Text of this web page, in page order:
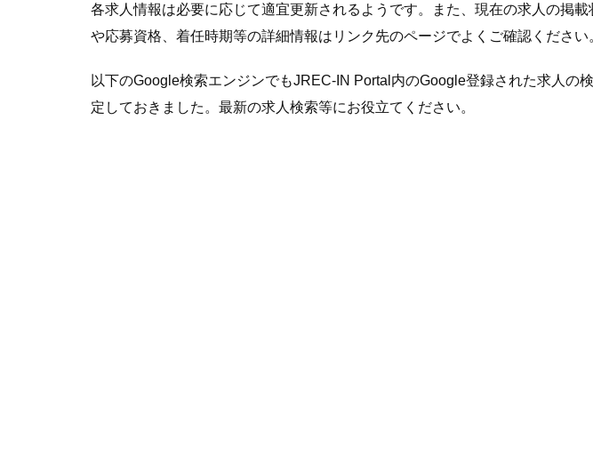
各求人情報は必要に応じて適宜更新されるようです。また、現在の求人の掲載
や応募資格、着任時期等の詳細情報はリンク先のページでよくご確認ください
以下のGoogle検索エンジンでもJREC-IN Portal内のGoogle登録された求人の
定しておきました。最新の求人検索等にお役立てください。